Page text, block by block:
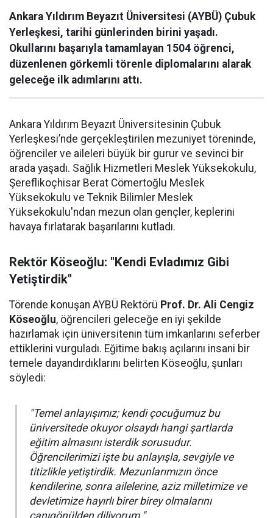
Ankara Yıldırım Beyazıt Üniversitesi (AYBÜ) Çubuk
Yerleşkesi, tarihi günlerinden birini yaşadı.
Okullarını başarıyla tamamlayan 1504 öğrenci,
düzenlenen görkemli törenle diplomalarını alarak
geleceğe ilk adımlarını attı.
Ankara Yıldırım Beyazıt Üniversitesinin Çubuk
Yerleşkesi’nde gerçekleştirilen mezuniyet töreninde,
öğrenciler ve aileleri büyük bir gurur ve sevinci bir
arada yaşadı. Sağlık Hizmetleri Meslek Yüksekokulu,
Şereflikoçhisar Berat Cömertoğlu Meslek
Yüksekokulu ve Teknik Bilimler Meslek
Yüksekokulu'ndan mezun olan gençler, keplerini
havaya fırlatarak başarılarını kutladı.
Rektör Köseoğlu: "Kendi Evladımız Gibi
Yetiştirdik"
Törende konuşan AYBÜ Rektörü Prof. Dr. Ali Cengiz
Köseoğlu, öğrencileri geleceğe en iyi şekilde
hazırlamak için üniversitenin tüm imkanlarını seferber
ettiklerini vurguladı. Eğitime bakış açılarını insani bir
temele dayandırdıklarını belirten Köseoğlu, şunları
söyledi:
"Temel anlayışımız; kendi çocuğumuz bu
üniversitede okuyor olsaydı hangi şartlarda
eğitim almasını isterdik sorusudur.
Öğrencilerimizi işte bu anlayışla, sevgiyle ve
titizlikle yetiştirdik. Mezunlarımızın önce
kendilerine, sonra ailelerine, aziz milletimize ve
devletimize hayırlı birer birey olmalarını
canıgönülden diliyorum."